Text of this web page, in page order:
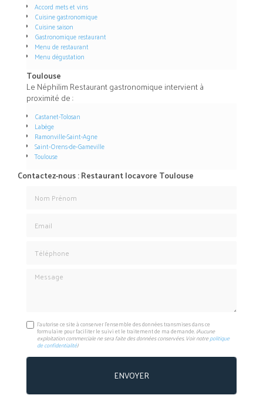
Accord mets et vins
Cuisine gastronomique
Cuisine saison
Gastronomique restaurant
Menu de restaurant
Menu dégustation
Toulouse
Le Néphilim Restaurant gastronomique intervient à
proximité de :
Castanet-Tolosan
Labège
Ramonville-Saint-Agne
Saint-Orens-de-Gameville
Toulouse
Contactez-nous : Restaurant locavore Toulouse
Message
J'autorise ce site à conserver l'ensemble des données transmises dans ce
formulaire pour faciliter le suivi et le traitement de ma demande.(Aucune
exploitation commerciale ne sera faite des données conservées. Voir notrepolitique
de confidentialité)